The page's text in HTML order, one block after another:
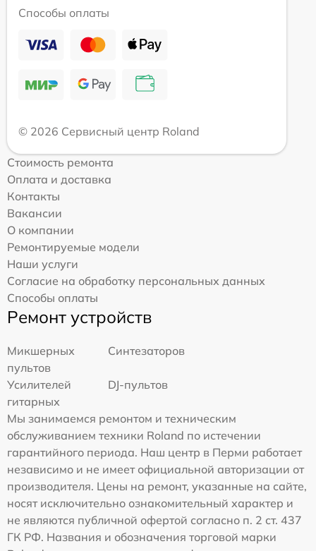
Способы оплаты
© 2026 Сервисный центр Roland
Стоимость ремонта
Оплата и доставка
Контакты
Вакансии
О компании
Ремонтируемые модели
Наши услуги
Согласие на обработку персональных данных
Способы оплаты
Ремонт устройств
Микшерных
пультов
Синтезаторов
Усилителей
гитарных
DJ-пультов
Мы занимаемся ремонтом и техническим
обслуживанием техники Roland по истечении
гарантийного периода. Наш центр в Перми работает
независимо и не имеет официальной авторизации от
производителя. Цены на ремонт, указанные на сайте,
носят исключительно ознакомительный характер и
не являются публичной офертой согласно п. 2 ст. 437
ГК РФ. Названия и обозначения торговой марки